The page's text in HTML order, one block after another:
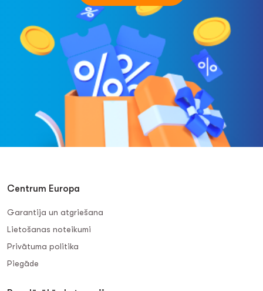
Centrum Europa
Garantija un atgriešana
Lietošanas noteikumi
Privātuma politika
Piegāde